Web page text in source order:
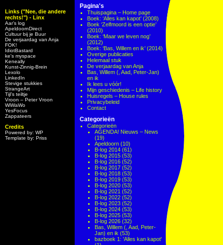
Links ("Nee, die andere
rechts!") - Linx
Aar’s log
ApeldoornDirect
Cultuur bij je Buur
De verjaardag van Anja
FOK!
IdiotBastard
ke's myspace
Keneally
Kunst-Zinnig-Brein
Lexolo
LinkedIn
Stevige stukkies
StrangeArt
Tijl’s teiltje
Vroon – Peter Vroon
WiWaWo
YesFocus
Zappateers
Credits
Powered by: WP
Template by: Priss
Pagina's
Thuispagina – Home page
Boek: ‘Alles kan kapot’ (2008)
Boek ‘Zelfmoord is een optie’
(2010)
Boek: ‘Maar we leven nog’
(2012)
Boek: ‘Bas, Willem en ik’ (2014)
Overige publicaties
Helemaal stuk
De verjaardag van Anja
Bas, Willem (, Aad, Peter-Jan)
en ik
Ik lees u vóór!
Mijn geschiedenis – Life history
Huisregels – House rules
Privacybeleid
Contact
Categorieën
Categorieën
AGENDA! Nieuws – News
(19)
Apeldoorn (10)
B-log 2014 (61)
B-log 2015 (53)
B-log 2016 (52)
B-log 2017 (52)
B-log 2018 (53)
B-log 2019 (53)
B-log 2020 (53)
B-log 2021 (52)
B-log 2022 (52)
B-log 2023 (52)
B-log 2024 (53)
B-log 2025 (53)
B-log 2026 (32)
Bas, Willem (, Aad, Peter-
Jan) en ik (53)
bazboek 1: 'Alles kan kapot'